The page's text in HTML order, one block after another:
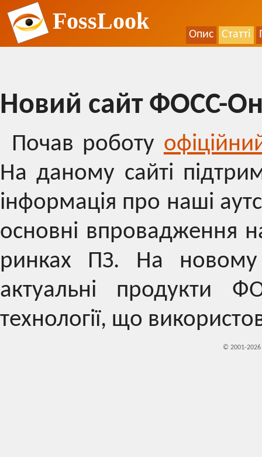
FossLook
Опис Статті
Новий сайт ФОСС-
Почав роботу
На даному сайті
інформація про наші
основні впровадження
ринках ПЗ. На новому
актуальні продукти
технології, що
© 2001-2026